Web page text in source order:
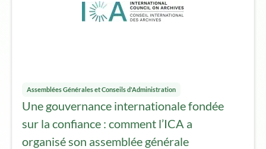
Assemblées Générales et Conseils d'Administration
Une gouvernance internationale fondée
sur la confiance : comment l’ICA a
organisé son assemblée générale